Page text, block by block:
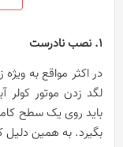
1. نصب نادرست
در اکثر مواقع به
لگد زدن موتور
باید روی یک سطح
بگیرد. به همین